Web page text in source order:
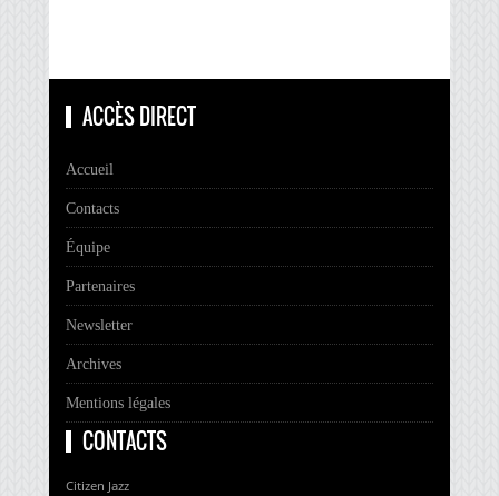
ACCÈS DIRECT
Accueil
Contacts
Équipe
Partenaires
Newsletter
Archives
Mentions légales
CONTACTS
Citizen Jazz